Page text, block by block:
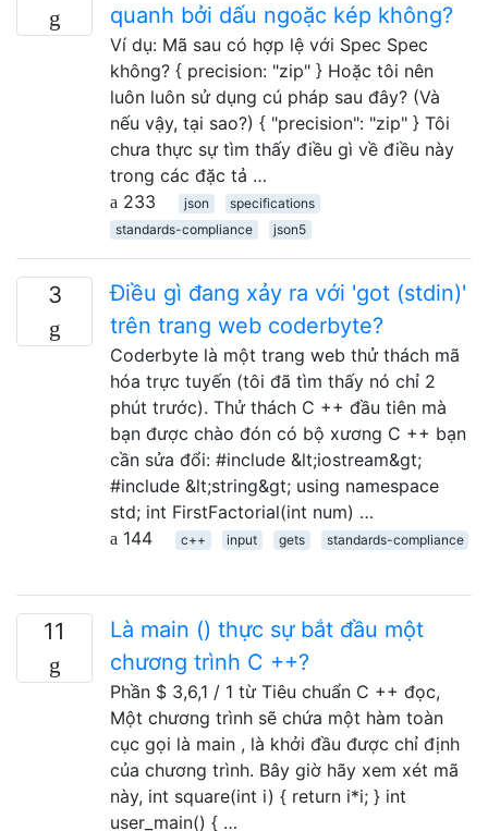
quanh bởi dấu ngoặc kép không?
Ví dụ: Mã sau có hợp lệ với Spec Spec
không? { precision: "zip" } Hoặc tôi nên
luôn luôn sử dụng cú pháp sau đây? (Và
nếu vậy, tại sao?) { "precision": "zip" } Tôi
chưa thực sự tìm thấy điều gì về điều này
trong các đặc tả …
233
json
specifications
standards-compliance
json5
3
Điều gì đang xảy ra với 'got (stdin)'
trên trang web coderbyte?
Coderbyte là một trang web thử thách mã
hóa trực tuyến (tôi đã tìm thấy nó chỉ 2
phút trước). Thử thách C ++ đầu tiên mà
bạn được chào đón có bộ xương C ++ bạn
cần sửa đổi: #include &lt;iostream&gt;
#include &lt;string&gt; using namespace
std; int FirstFactorial(int num) …
144
c++ input gets standards-compliance
11
Là main () thực sự bắt đầu một
chương trình C ++?
Phần $ 3,6,1 / 1 từ Tiêu chuẩn C ++ đọc,
Một chương trình sẽ chứa một hàm toàn
cục gọi là main , là khởi đầu được chỉ định
của chương trình. Bây giờ hãy xem xét mã
này, int square(int i) { return i*i; } int
user_main() { …